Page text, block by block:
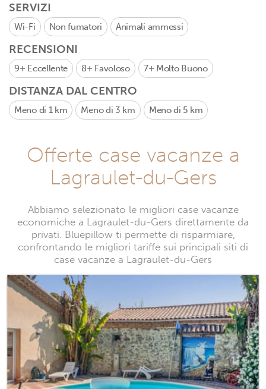
SERVIZI
Wi-Fi Non fumatori Animali ammessi
RECENSIONI
9+ Eccellente 8+ Favoloso 7+ Molto Buono
DISTANZA DAL CENTRO
Meno di 1 km Meno di 3 km Meno di 5 km
Offerte case vacanze a
Lagraulet-du-Gers
Abbiamo selezionato le migliori case vacanze
economiche a Lagraulet-du-Gers direttamente da
privati. Bluepillow ti permette di risparmiare,
confrontando le migliori tariffe sui principali siti di
case vacanze a Lagraulet-du-Gers